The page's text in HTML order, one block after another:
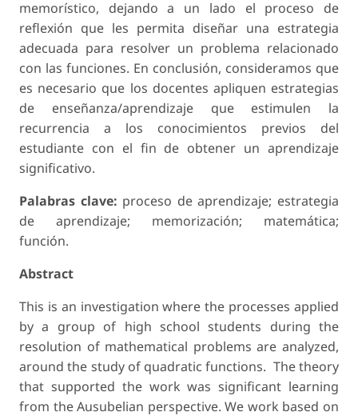
memorístico, dejando a un lado el proceso de
reflexión que les permita diseñar una estrategia
adecuada para resolver un problema relacionado
con las funciones. En conclusión, consideramos que
es necesario que los docentes apliquen estrategias
de enseñanza/aprendizaje que estimulen la
recurrencia a los conocimientos previos del
estudiante con el fin de obtener un aprendizaje
significativo.
Palabras clave: proceso de aprendizaje; estrategia
de aprendizaje; memorización; matemática;
función.
Abstract
This is an investigation where the processes applied
by a group of high school students during the
resolution of mathematical problems are analyzed,
around the study of quadratic functions. The theory
that supported the work was significant learning
from the Ausubelian perspective. We work based on